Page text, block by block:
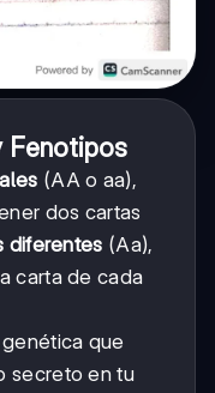
Fenotipos
(AA o aa),
dos cartas
diferentes (Aa),
carta de cada
que
secreto en tu